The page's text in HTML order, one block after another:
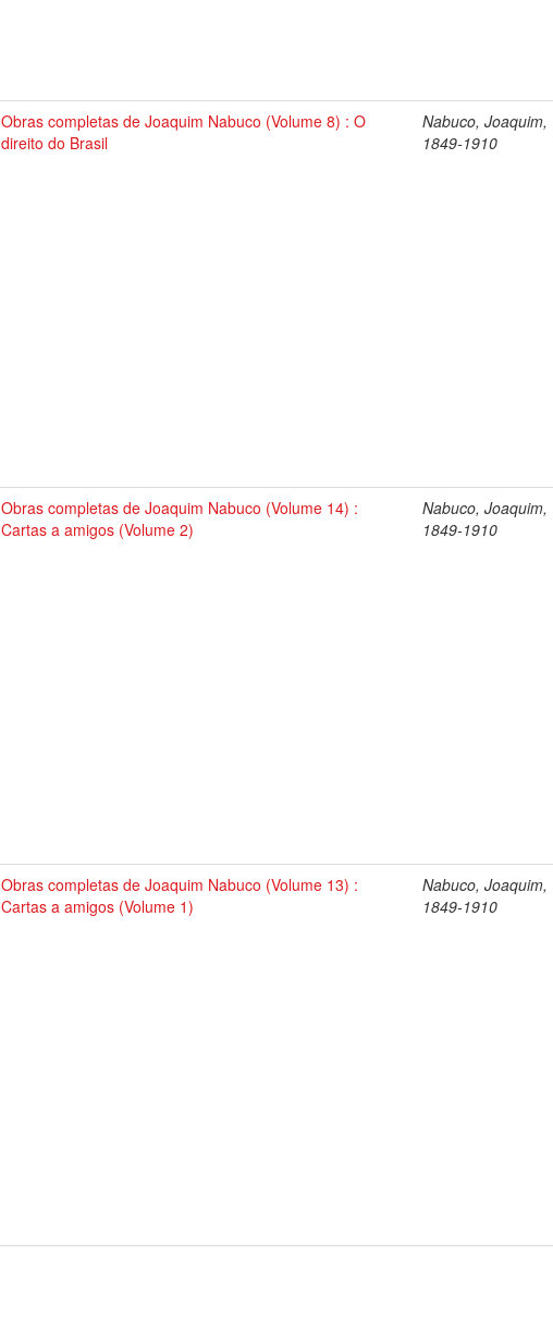
Obras completas de Joaquim Nabuco (Volume 8) : O
direito do Brasil
Nabuco, Joaquim,
1849-1910
Obras completas de Joaquim Nabuco (Volume 14) :
Cartas a amigos (Volume 2)
Nabuco, Joaquim,
1849-1910
Obras completas de Joaquim Nabuco (Volume 13) :
Cartas a amigos (Volume 1)
Nabuco, Joaquim,
1849-1910